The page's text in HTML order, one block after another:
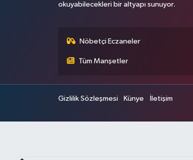
okuyabilecekleri bir altyapı sunuyor.
Nöbetçi Eczaneler
Tüm Manşetler
Gizlilik Sözleşmesi Künye İletişim